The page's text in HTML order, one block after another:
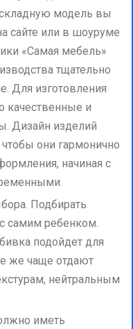
модель вы
сайте или в шоуруме
«Самая мебель»
тщательно
Для изготовления
качественные и
Дизайн изделий
они гармонично
начиная с
Подбирать
самим ребенком.
подойдет для
же чаще отдают
нейтральным
иметь